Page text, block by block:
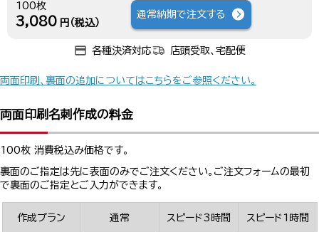
100枚
3,080 円（税込）
通常納期で注文する
各種決済対応 店頭受取、宅配便
両面印刷、裏面の追加についてはこちらをご参照ください。
両面印刷名刺作成の料金
100枚 消費税込み価格です。
裏面のご指定は先に表面のみでご注文ください。ご注文フォームの最初
で裏面のご指定とご入力ができます。
作成プラン 通常 スピード3時間 スピード1時間